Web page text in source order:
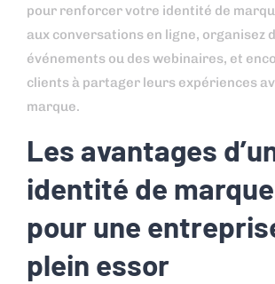
pour renforcer votre identité de
aux conversations en ligne, organisez
événements ou des webinaires, et
clients à partager leurs expériences
marque.
Les avantages
identité de
pour une
plein essor